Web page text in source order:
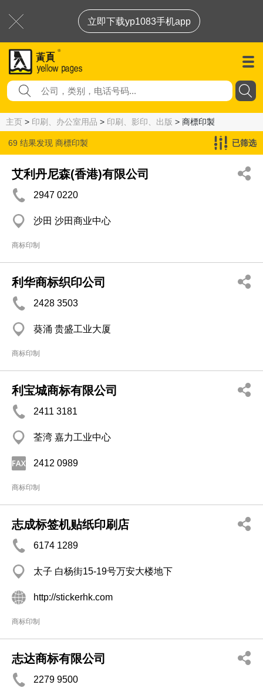
立即下载yp1083手机app
主页 > 印刷、办公室用品 > 印刷、影印、出版 > 商標印製
69 结果发现 商標印製 已筛选
艾利丹尼森(香港)有限公司
2947 0220
沙田 沙田商业中心
商标印制
利华商标织印公司
2428 3503
葵涌 贵盛工业大厦
商标印制
利宝城商标有限公司
2411 3181
荃湾 嘉力工业中心
2412 0989
商标印制
志成标签机贴纸印刷店
6174 1289
太子 白杨街15-19号万安大楼地下
http://stickerhk.com
商标印制
志达商标有限公司
2279 9500